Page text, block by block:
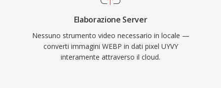
Elaborazione Server
Nessuno strumento video necessario in locale —
converti immagini WEBP in dati pixel UYVY
interamente attraverso il cloud.